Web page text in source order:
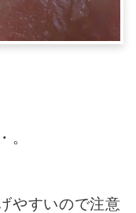
。
やすいので注意